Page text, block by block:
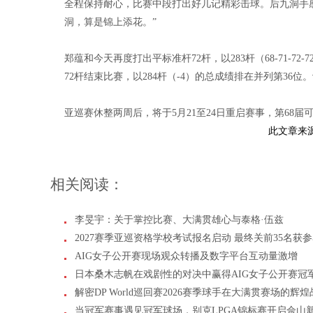
全程保持耐心，比赛中段打出好几记精彩击球。后九洞
洞，算是锦上添花。”
郑蕴和今天再度打出平标准杆72杆，以283杆（68-71-
72杆结束比赛，以284杆（-4）的总成绩排在并列第36位
亚巡赛休整两周后，将于5月21至24日重启赛事，第68届
此文章来
相关阅读：
李旻宇：关于掌控比赛、大满贯雄心与泰格·伍兹
2027赛季亚巡资格学校考试报名启动 最终关前35名获
AIG女子公开赛现场观众转播及数字平台互动量激增
日本桑木志帆在戏剧性的对决中赢得AIG女子公开赛冠
解密DP World巡回赛2026赛季球手在大满贯赛场的辉
当冠军赛事遇见冠军球场，别克LPGA锦标赛开启佘山